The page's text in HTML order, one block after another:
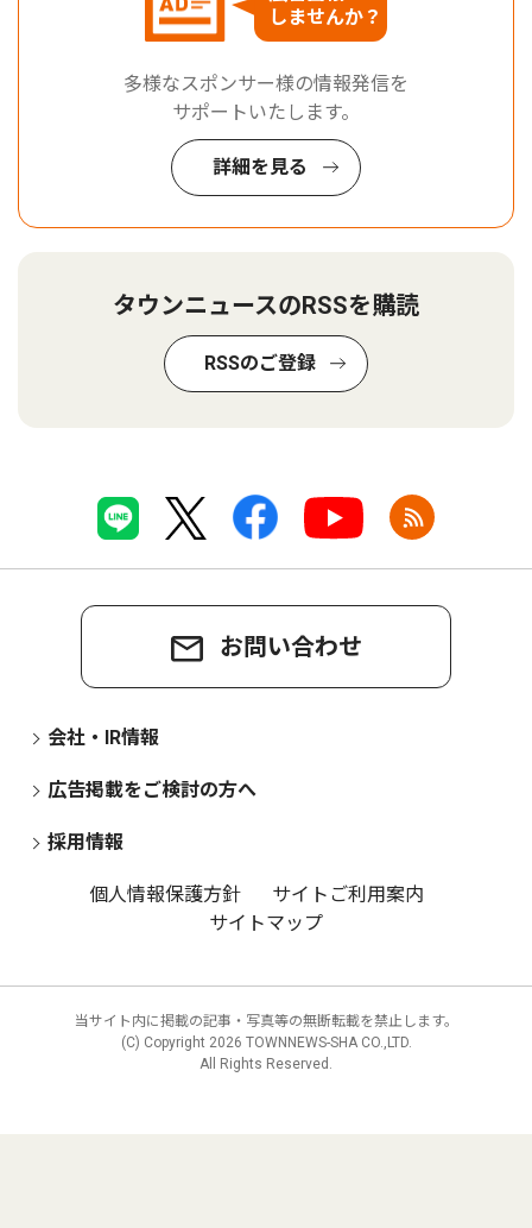
しませんか？
多様なスポンサー様の情報発信を
サポートいたします。
詳細を見る
タウンニュースのRSSを購読
RSSのご登録
お問い合わせ
会社・IR情報
広告掲載をご検討の方へ
採用情報
個人情報保護方針
サイトご利用案内
サイトマップ
当サイト内に掲載の記事・写真等の無断転載を禁止します。
(C) Copyright 2026 TOWNNEWS-SHA CO.,LTD.
All Rights Reserved.